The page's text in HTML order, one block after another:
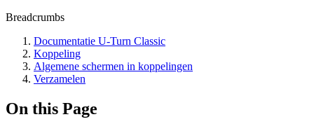
Breadcrumbs
Documentatie U-Turn Classic
Koppeling
Algemene schermen in koppelingen
Verzamelen
On this Page